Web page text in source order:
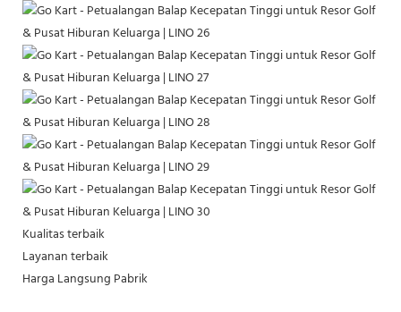
Kualitas terbaik
Layanan terbaik
Harga Langsung Pabrik